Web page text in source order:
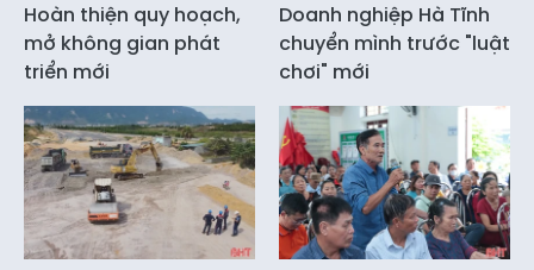
Hoàn thiện quy hoạch,
mở không gian phát
triển mới
Doanh nghiệp Hà Tĩnh
chuyển mình trước "luật
chơi" mới